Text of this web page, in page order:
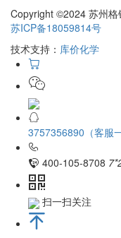
Copyright ©2024 苏州格
苏ICP备18059814号
技术支持： 库价化学
3757356890（客服一
400-105-8708
扫一扫关注